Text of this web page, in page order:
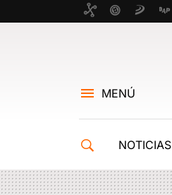
MENÚ
NOTICIAS